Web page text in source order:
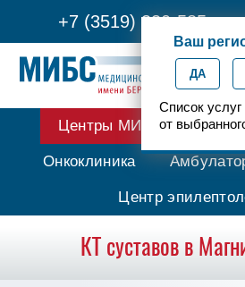
+7 (3519) 330-585
Ваш
ДА
Список
от
Центры МИБС
Онкоклиника
Центр
КТ суставов в